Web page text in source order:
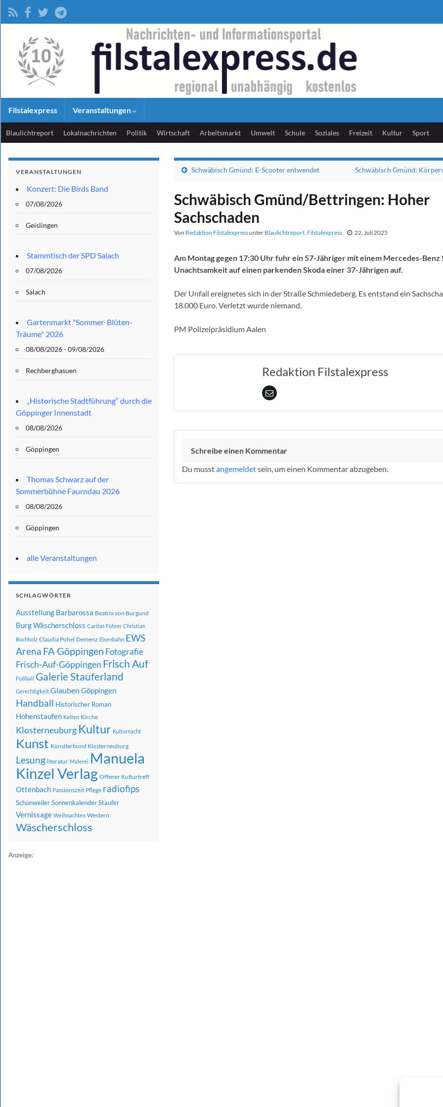
Filstalexpress Veranstaltungen
Blaulichtreport Lokalnachrichten Politik Wirtschaft Arbeitsmarkt Umwelt Schule Soziales Freizeit Kultur Sport
Schwäbisch Gmünd: E-Scooter entwendet Schwäbisch Gmünd:
Schwäbisch Gmünd/Bettringen: Hoher
Sachschaden
Von Redaktion Filstalexpressunter Blaulichtreport, Filstalexpress 22. Juli 2025
Am Montag gegen 17:30 Uhr fuhr ein 57-Jähriger mit einem Mercedes-Benz
Unachtsamkeit auf einen parkenden Skoda einer 37-Jährigen auf.
Der Unfall ereignetes sich in der Straße Schmiedeberg. Es entstand ein
18.000 Euro. Verletzt wurde niemand.
PM Polizeipräsidium Aalen
Redaktion Filstalexpress
Schreibe einen Kommentar
Du musstangemeldetsein, um einen Kommentar abzugeben.
VERANSTALTUNGEN
Konzert: Die Birds Band
07/08/2026
Geislingen
Stammtisch der SPD Salach
07/08/2026
Salach
Gartenmarkt "Sommer-Blüten-
Träume" 2026
08/08/2026 - 09/08/2026
Rechberghasuen
„Historische Stadtführung“ durch die
Göppinger Innenstadt
08/08/2026
Göppingen
Thomas Schwarz auf der
Sommerbühne Faurndau 2026
08/08/2026
Göppingen
alle Veranstaltungen
SCHLAGWÖRTER
Ausstellung Barbarossa Beatrix von Burgund
Burg Wäscherschloss Caritas Führer Christian
Buchholz Claudia Pohel Demenz Eisenbahn EWS
Arena FA Göppingen Fotografie
Frisch-Auf-Göppingen Frisch Auf
Fußball Galerie Stauferland
Gerechtigkeit Glauben Göppingen
Handball Historischer Roman
Hohenstaufen Kelten Kirche
Klosterneuburg Kultur Kulturnacht
Kunst Künstlerbund Klosterneuburg
Lesung literatur Malerei Manuela
Kinzel Verlag Offener Kulturtreff
Ottenbach Passionszeit Pflege radiofips
SchönweilerSonnenkalenderStaufer
Vernissage Weihnachten Western
Wäscherschloss
Anzeige: